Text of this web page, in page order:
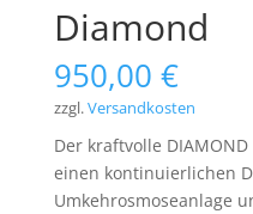
Diamond
950,00 €
zzgl.Versandkosten
Der kraftvolle
einen kontinuierlichen
Umkehrosmoseanlage